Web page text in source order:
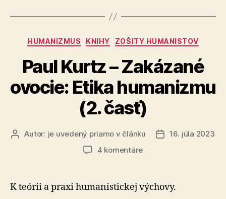
časť)“
Kategórie
HUMANIZMUS KNIHY ZOŠITY HUMANISTOV
Paul Kurtz – Zakázané
ovocie: Etika humanizmu
(2. časť)
AutorAutor: je uvedený priamo v článku
Dátum
16. júla 2023
4 komentárena
Zakázané
K teórii a praxi humanistickej výchovy.